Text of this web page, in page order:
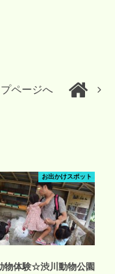
プページへ
お出かけスポット
物体験☆渋川動物公園